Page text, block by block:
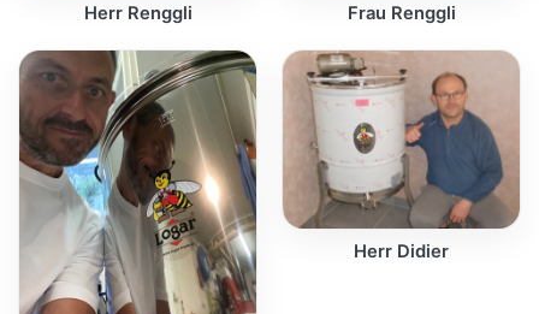
Herr Renggli Frau Renggli
Herr Didier